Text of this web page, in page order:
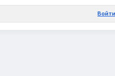
Войти